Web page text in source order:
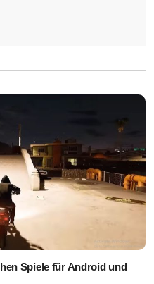
Spiele für Android und